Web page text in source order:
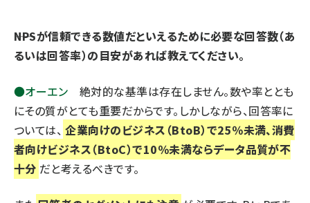
――NPSが信頼できる数値だといえるために必要な回答数（あ
るいは回答率）の目安があれば教えてください。
●オーエン 絶対的な基準は存在しません。数や率ととも
にその質がとても重要だからです。しかしながら、回答率に
ついては、 企業向けのビジネス（BtoB）で25％未満、消費
者向けビジネス（BtoC）で10％未満ならデータ品質が不
十分 だと考えるべきです。